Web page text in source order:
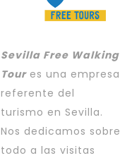
Sevilla Free Walking
Toures una empresa
referente del
turismo en Sevilla.
Nos dedicamos sobre
todo a las visitas